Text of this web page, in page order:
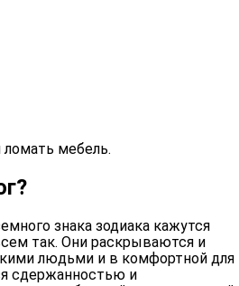
мебель.
знака зодиака кажутся
так. Они раскрываются и
людьми и в комфортной для
сдержанностью и